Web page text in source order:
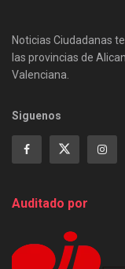
Noticias Ciudadanas
las provincias de
Valenciana.
Siguenos
Auditado por